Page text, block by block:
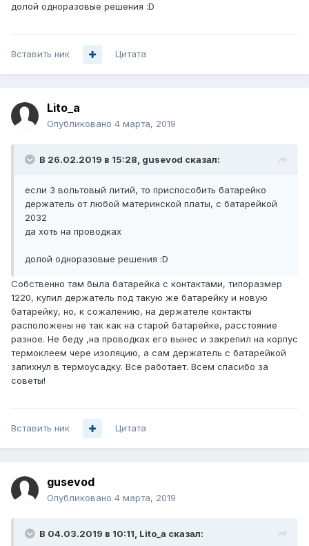
долой одноразовые решения :D
Вставить ник Цитата
Lito_a
Опубликовано 4 марта, 2019
В 26.02.2019 в 15:28, gusevod сказал:
если 3 вольтовый литий, то приспособить батарейко
держатель от любой материнской платы, с батарейкой
2032
да хоть на проводках
долой одноразовые решения :D
Собственно там была батарейка с контактами, типоразмер
1220, купил держатель под такую же батарейку и новую
батарейку, но, к сожалению, на держателе контакты
расположены не так как на старой батарейке, расстояние
разное. Не беду ,на проводках его вынес и закрепил на корпус
термоклеем чере изоляцию, а сам держатель с батарейкой
запихнул в термоусадку. Все работает. Всем спасибо за
советы!
Вставить ник Цитата
gusevod
Опубликовано 4 марта, 2019
В 04.03.2019 в 10:11, Lito_a сказал: